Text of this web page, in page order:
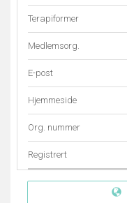
Terapiformer
Medlemsorg.
E-post
Hjemmeside
Org. nummer
Registrert